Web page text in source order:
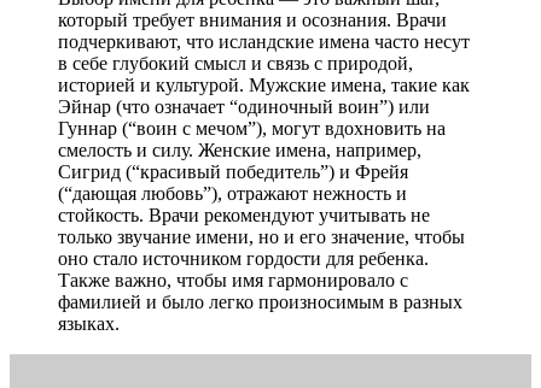
который требует внимания и осознания. Врачи
подчеркивают, что исландские имена часто несут
в себе глубокий смысл и связь с природой,
историей и культурой. Мужские имена, такие как
Эйнар (что означает “одиночный воин”) или
Гуннар (“воин с мечом”), могут вдохновить на
смелость и силу. Женские имена, например,
Сигрид (“красивый победитель”) и Фрейя
(“дающая любовь”), отражают нежность и
стойкость. Врачи рекомендуют учитывать не
только звучание имени, но и его значение, чтобы
оно стало источником гордости для ребенка.
Также важно, чтобы имя гармонировало с
фамилией и было легко произносимым в разных
языках.